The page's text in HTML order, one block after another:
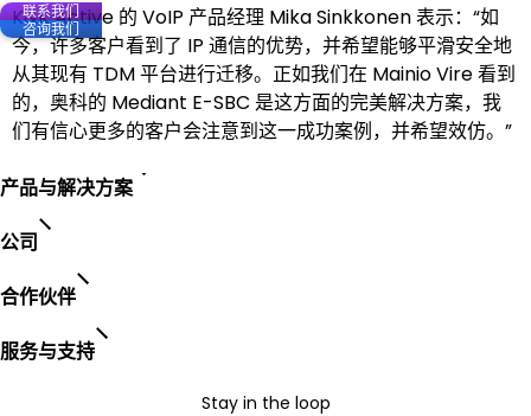
K&K Active 的 VoIP 产品经理 Mika Sinkkonen 表示：“如
今，许多客户看到了 IP 通信的优势，并希望能够平滑安全地
从其现有 TDM 平台进行迁移。正如我们在 Mainio Vire 看到
的，奥科的 Mediant E-SBC 是这方面的完美解决方案，我
们有信心更多的客户会注意到这一成功案例，并希望效仿。”
产品与解决方案
公司
合作伙伴
服务与支持
Stay in the loop
联系我们
咨询我们